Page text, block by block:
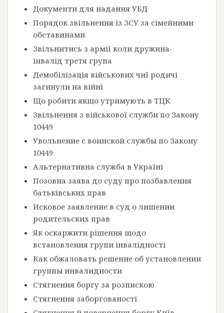
Документи для надання УБД
Порядок звільнення із ЗСУ за сімейними
обставинами
Звільнитись з армії коли дружина-
інвалід третя група
Демобілізація військових чиї родичі
загинули на війні
Що робити якщо утримують в ТЦК
Звільнення з військової служби по Закону
10449
Увольнение с воинской службы по Закону
10449
Альтернативна служба в Україні
Позовна заява до суду про позбавлення
батьківських прав
Исковое заявление в суд о лишении
родительских прав
Як оскаржити рішення щодо
встановлення групи інвалідності
Как обжаловать решение об установлении
группы инвалидности
Стягнення боргу за розпискою
Стягнення заборгованості